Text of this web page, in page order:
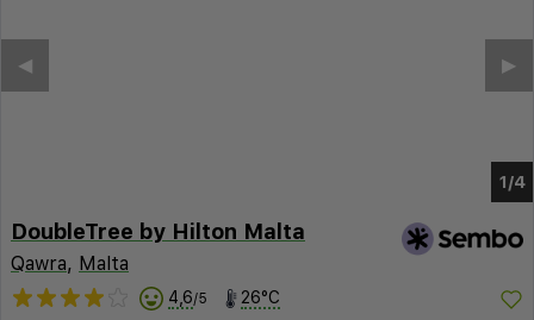
DoubleTree by Hilton Malta
Qawra, Malta
4,6/5 26°C